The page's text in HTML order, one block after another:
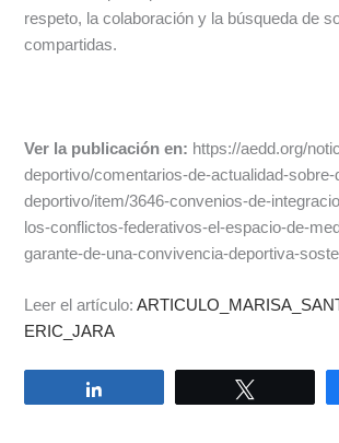
respeto, la colaboración y la búsqueda de
compartidas.
Ver la publicación en: https://aedd.org/
deportivo/comentarios-de-actualidad-sobre-
deportivo/item/3646-convenios-de-
los-conflictos-federativos-el-espacio-de-
garante-de-una-convivencia-deportiva-
Leer el artículo:
ERIC_JARA